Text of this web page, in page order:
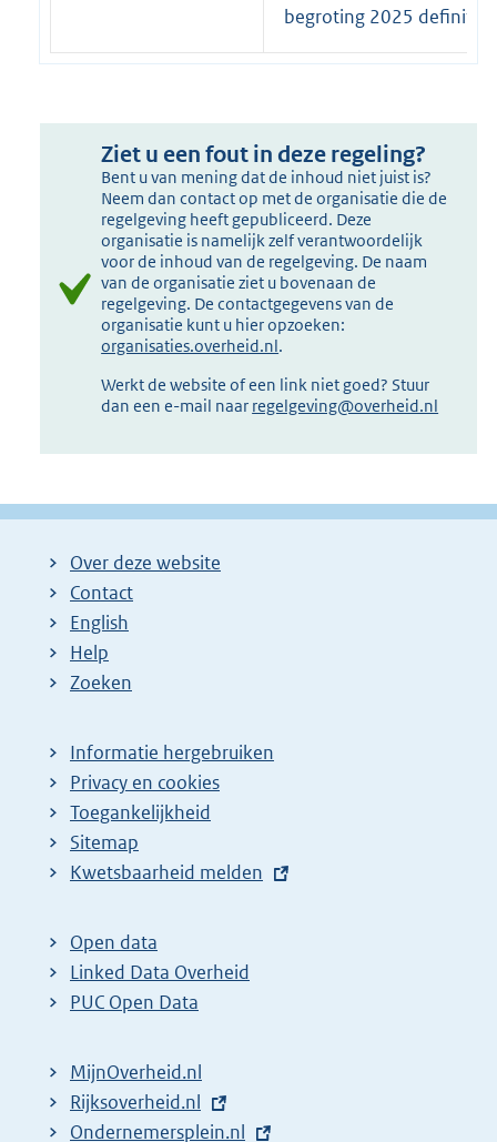
begroting 2025
Ziet u een fout in deze regeling?
Bent u van mening dat de inhoud niet juist is?
Neem dan contact op met de organisatie die de
regelgeving heeft gepubliceerd. Deze
organisatie is namelijk zelf verantwoordelijk
voor de inhoud van de regelgeving. De naam
van de organisatie ziet u bovenaan de
regelgeving. De contactgegevens van de
organisatie kunt u hier opzoeken:
organisaties.overheid.nl.
Werkt de website of een link niet goed? Stuur
dan een e-mail naar regelgeving@overheid.nl
Over deze website
Contact
English
Help
Zoeken
Informatie hergebruiken
Privacy en cookies
Toegankelijkheid
Sitemap
E
t
e
r
l
i
Kwetsbaarheid melden
Open data
Linked Data Overheid
PUC Open Data
MijnOverheid.nl
E
x
Rijksoverheid.nl
E
Ondernemersplein.nl